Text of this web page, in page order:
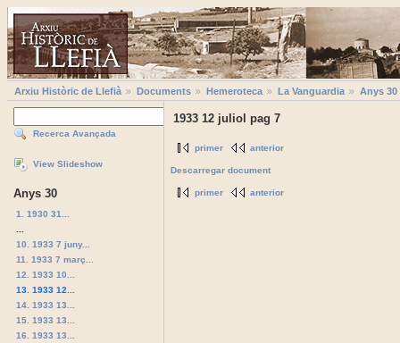
Arxiu Històric de Llefià Documents Hemeroteca La Vanguardia Anys 30
Recerca Avançada
View Slideshow
Anys 30
1. 1930 31...
10. 1933 7 juny...
11. 1933 7 març...
12. 1933 10...
13. 1933 12...
14. 1933 13...
15. 1933 13...
16. 1933 13...
1933 12 juliol pag 7
primer anterior
Descarregar document
primer anterior